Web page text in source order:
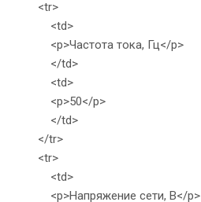
<tr>
<td>
<p>Частота тока, Гц</p>
</td>
<td>
<p>50</p>
</td>
</tr>
<tr>
<td>
<p>Напряжение сети, В</p>